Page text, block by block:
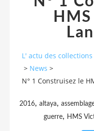
L' actu des
> News >
N° 1 Construisez le
2016, altaya,
guerre, HMS